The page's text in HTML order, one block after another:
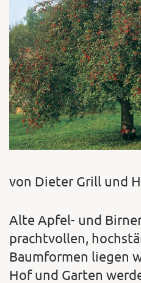
von Dieter Grill und
Alte Apfel- und
prachtvollen,
Baumformen liegen
Hof und Garten